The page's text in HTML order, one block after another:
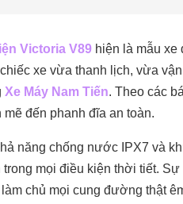
Victoria V89 hiện là mẫu
xe vừa thanh lịch, vừa
Xe Máy Nam Tiến. Theo các
mẽ đến phanh đĩa an toàn.
năng chống nước IPX7 và
trong mọi điều kiện thời tiết.
chủ mọi cung đường thật